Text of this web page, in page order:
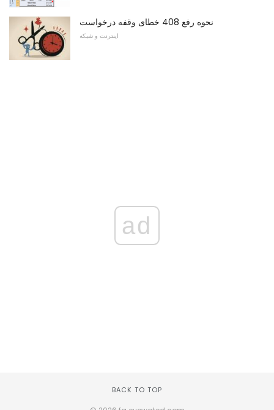
نحوه رفع 408 خطای وقفه درخواست
اینترنت و شبکه
ad
BACK TO TOP